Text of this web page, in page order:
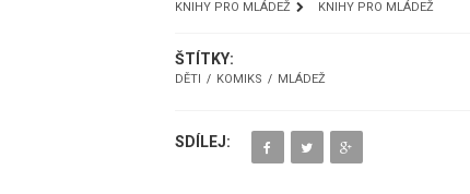
KNIHY PRO MLÁDEŽ KNIHY PRO MLÁDEŽ
ŠTÍTKY:
DĚTI KOMIKS MLÁDEŽ
SDÍLEJ: